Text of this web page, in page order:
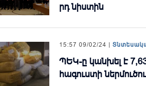
րդ նիստին
15:57 09/02/24 |
ՊԵԿ-ը կանխել է
հագուստի